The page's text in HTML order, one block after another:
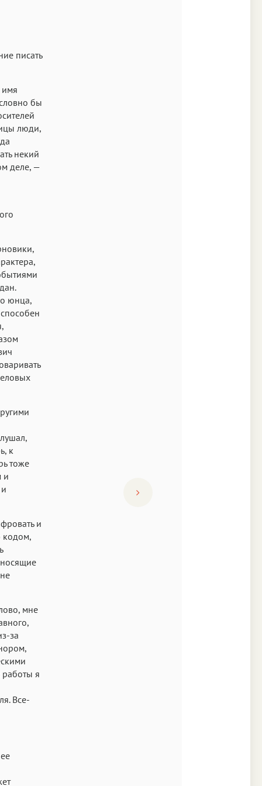
писать
имя
бы
люди,
некий
деле, —
юнца,
к
тоже
и
и
кодом,
мне
за
я
Все-